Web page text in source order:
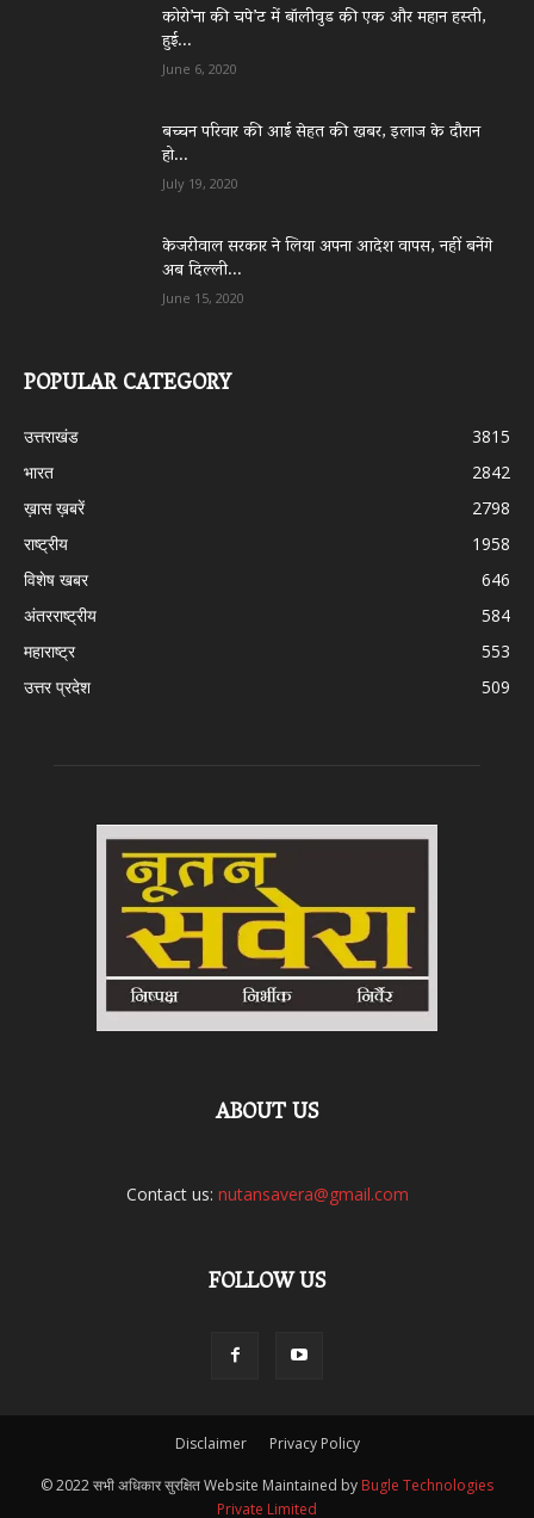
कोरो’ना की चपे’ट में बॉलीवुड की एक और महान हस्ती,
हुई...
June 6, 2020
बच्चन परिवार की आई सेहत की खबर, इलाज के दौरान
हो...
July 19, 2020
केजरीवाल सरकार ने लिया अपना आदेश वापस, नहीं बनेंगे
अब दिल्ली...
June 15, 2020
POPULAR CATEGORY
उत्तराखंड
3815
भारत
2842
ख़ास ख़बरें
2798
राष्ट्रीय
1958
विशेष खबर
646
अंतरराष्ट्रीय
584
महाराष्ट्र
553
उत्तर प्रदेश
509
ABOUT US
Contact us: nutansavera@gmail.com
FOLLOW US
Disclaimer Privacy Policy
© 2022 सभी अधिकार सुरक्षित Website Maintained by Bugle Technologies
Private Limited